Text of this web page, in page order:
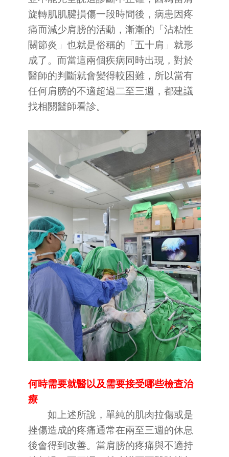
旋轉肌肌腱損傷一段時間後，病患因疼
痛而減少肩膀的活動，漸漸的「沾粘性
關節炎」也就是俗稱的「五十肩」就形
成了。而當這兩個疾病同時出現，對於
醫師的判斷就會變得較困難，所以當有
任何肩膀的不適超過二至三週，都建議
找相關醫師看診。
何時需要就醫以及需要接受哪些檢查治
療
如上述所說，單純的肌肉拉傷或是
挫傷造成的疼痛通常在兩至三週的休息
後會得到改善。當肩膀的疼痛與不適持